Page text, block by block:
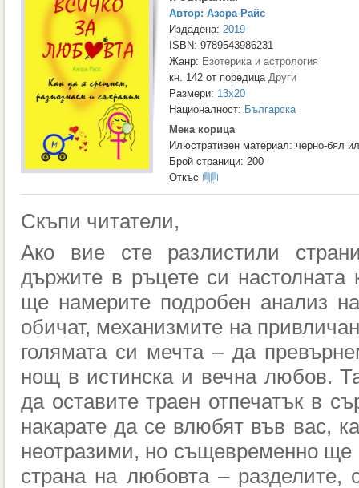
Автор: Азора Райс
Издадена: 2019
ISBN: 9789543986231
Жанр: Езотерика и астрология
кн. 142 от поредица Други
Размери: 13x20
Националност: Българска
Мека корица
Илюстративен материал: черно-бял
Брой страници: 200
Откъс
Скъпи читатели,
Ако вие сте разлистили
държите в ръцете си настолната
ще намерите подробен анализ
обичат, механизмите на
голямата си мечта – да
нощ в истинска и вечна любов.
да оставите траен отпечатък в
накарате да се влюбят във вас,
неотразими, но същевременно ще
страна на любовта – разделите,